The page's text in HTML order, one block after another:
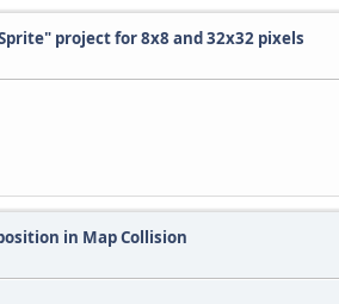
project for 8x8 and 32x32 pixels
in Map Collision